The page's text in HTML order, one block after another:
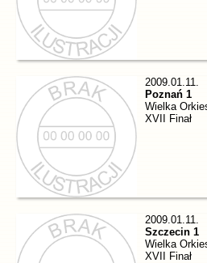
2009.01.11.
Poznań 1
Wielka
XVII Finał
2009.01.11.
Szczecin 1
Wielka
XVII Finał